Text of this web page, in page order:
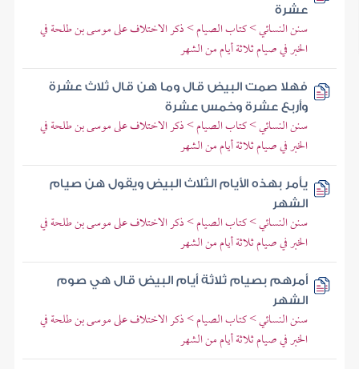
عشرة
سنن النسائي > كتاب الصيام > ذكر الاختلاف على موسى بن طلحة في
الخبر في صيام ثلاثة أيام من الشهر
فهلا صمت البيض قال وما هن قال ثلاث عشرة
وأربع عشرة وخمس عشرة
سنن النسائي > كتاب الصيام > ذكر الاختلاف على موسى بن طلحة في
الخبر في صيام ثلاثة أيام من الشهر
يأمر بهذه الأيام الثلاث البيض ويقول هن صيام
الشهر
سنن النسائي > كتاب الصيام > ذكر الاختلاف على موسى بن طلحة في
الخبر في صيام ثلاثة أيام من الشهر
أمرهم بصيام ثلاثة أيام البيض قال هي صوم
الشهر
سنن النسائي > كتاب الصيام > ذكر الاختلاف على موسى بن طلحة في
الخبر في صيام ثلاثة أيام من الشهر